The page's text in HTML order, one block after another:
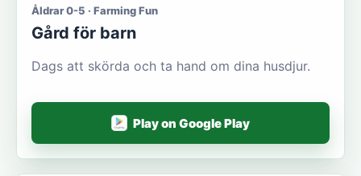
Åldrar 0-5 · Farming Fun
Gård för barn
Dags att skörda och ta hand om dina husdjur.
Play on Google Play